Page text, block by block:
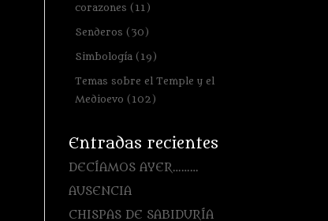
corazones (11)
Senderos (30)
Simbología (19)
Temas sobre el Temple y el
Medioevo (102)
Entradas recientes
DECÍAMOS AYER………
AUSENCIA
CHISPAS DE SABIDURÍA